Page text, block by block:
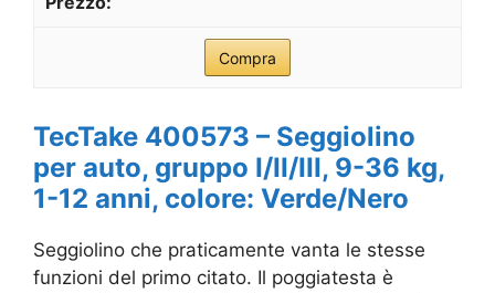
Compra
TecTake 400573 – Seggiolino
per auto, gruppo I/II/III, 9-36 kg,
1-12 anni, colore: Verde/Nero
Seggiolino che praticamente vanta le stesse
funzioni del primo citato. Il poggiatesta è